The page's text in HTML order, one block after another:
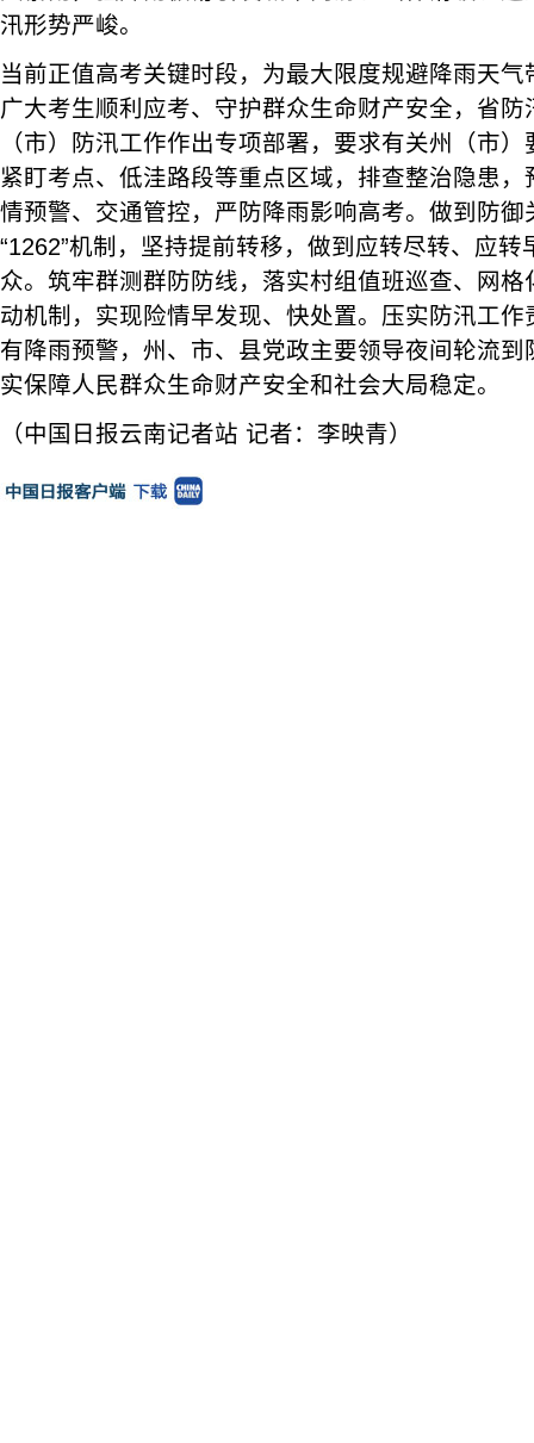
汛形势严峻。
当前正值高考关键时段，为最大限度规避降雨天
广大考生顺利应考、守护群众生命财产安全，省
（市）防汛工作作出专项部署，要求有关州（市
紧盯考点、低洼路段等重点区域，排查整治隐患
情预警、交通管控，严防降雨影响高考。做到防御
“1262”机制，坚持提前转移，做到应转尽转、应
众。筑牢群测群防防线，落实村组值班巡查、网
动机制，实现险情早发现、快处置。压实防汛工作
有降雨预警，州、市、县党政主要领导夜间轮流到
实保障人民群众生命财产安全和社会大局稳定。
（中国日报云南记者站 记者：李映青）